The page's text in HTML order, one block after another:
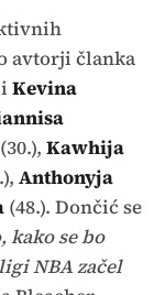
avtorji članka
Kevina
(30.), Kawhija
Anthonyja
(48.). Dončić se
kako se bo
NBA začel